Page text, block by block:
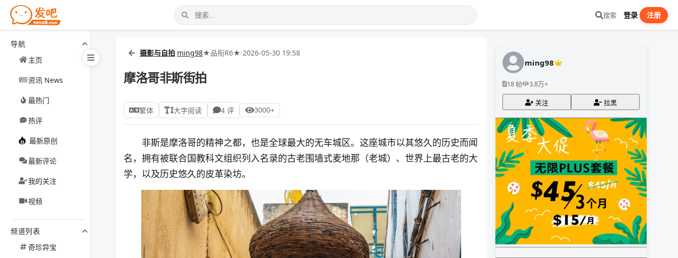
搜索 登录 注册
导航
主页
资讯 News
最热门
热评
最新原创
最新评论
我的关注
视频
频道列表
奇珍异宝
摄影与自拍·ming98★品衔R6★·2026-05-30 19:58
摩洛哥非斯街拍
繁体 大字阅读 4 评 3000+
非斯是摩洛哥的精神之都，也是全球最大的无车城区。这座城市以其悠久的历史而闻
名，拥有被联合国教科文组织列入名录的古老围墙式麦地那（老城）、世界上最古老的大
学，以及历史悠久的皮革染坊。
ming98
18 帖 3.8万+
关注 拉黑